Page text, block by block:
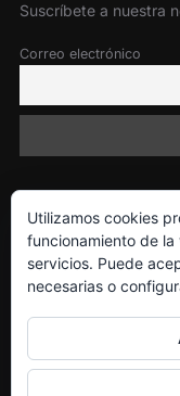
Suscríbete a nuestra
Correo electrónico
Política de Cookies
Utilizamos cookies
funcionamiento de
servicios. Puede
necesarias o